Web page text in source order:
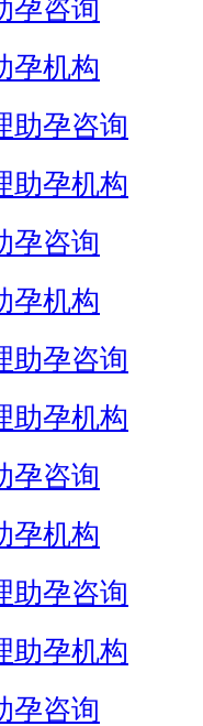
孕咨询
孕机构
助孕咨询
助孕机构
孕咨询
孕机构
助孕咨询
助孕机构
孕咨询
孕机构
助孕咨询
助孕机构
孕咨询